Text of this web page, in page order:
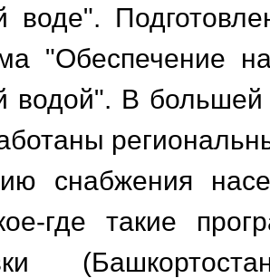
воде".
"Обеспечение
водой". В большей
снабжения
где такие